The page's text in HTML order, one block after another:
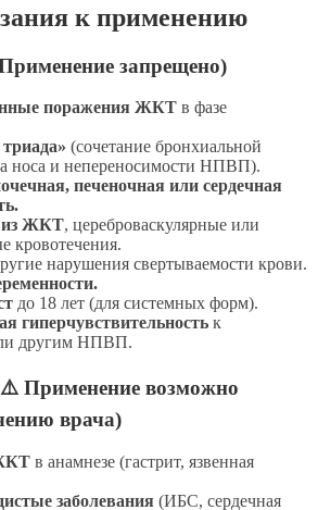
к применению
запрещено)
поражения ЖКТ в фазе
(сочетание бронхиальной
носа и непереносимости НПВП).
печеночная или сердечная
из ЖКТ, цереброваскулярные или
кровотечения.
нарушения свертываемости крови.
до 18 лет (для системных форм).
гиперчувствительность к
другим НПВП.
Применение возможно
врача)
в анамнезе (гастрит, язвенная
заболевания (ИБС, сердечная